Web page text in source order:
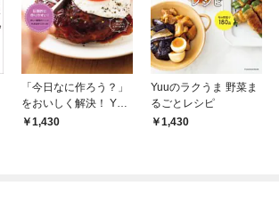
「今日なに作ろう？」
をおいしく解決！ Yuu
のラクうまよくばりキ
1,430
Yuuのラクうま 野菜ま
るごとレシピ
1,430